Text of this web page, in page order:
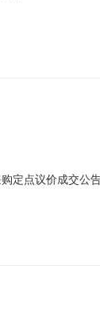
应商(乙方)：茂
定点议价成交公
采用优质高密